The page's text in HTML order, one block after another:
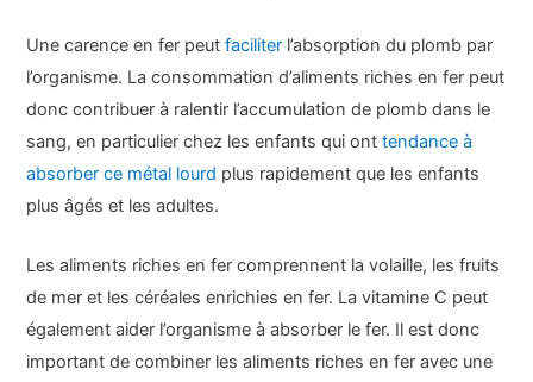
Une carence en fer peutfaciliter l’absorption du plomb par
l’organisme. La consommation d’aliments riches en fer peut
donc contribuer à ralentir l’accumulation de plomb dans le
sang, en particulier chez les enfants qui onttendance à
absorber ce métal lourd plus rapidement que les enfants
plus âgés et les adultes.
Les aliments riches en fer comprennent la volaille, les fruits
de mer et les céréales enrichies en fer. La vitamine C peut
également aider l’organisme à absorber le fer. Il est donc
important de combiner les aliments riches en fer avec une